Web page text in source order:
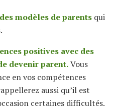
modèles de parents qui
positives avec des
devenir parent.Vous
en vos compétences
aussi qu’il est
certaines difficultés.